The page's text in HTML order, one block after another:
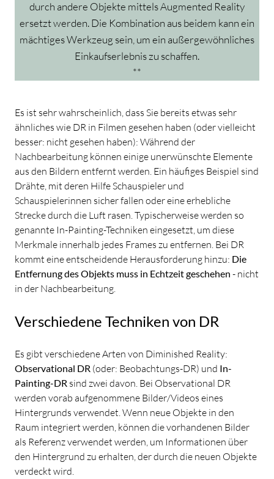
durch andere Objekte mittels Augmented Reality
ersetzt werden. Die Kombination aus beidem kann ein
mächtiges Werkzeug sein, um ein außergewöhnliches
Einkaufserlebnis zu schaffen.
**
Es ist sehr wahrscheinlich, dass Sie bereits etwas sehr
ähnliches wie DR in Filmen gesehen haben (oder vielleicht
besser: nicht gesehen haben): Während der
Nachbearbeitung können einige unerwünschte Elemente
aus den Bildern entfernt werden. Ein häufiges Beispiel sind
Drähte, mit deren Hilfe Schauspieler und
Schauspielerinnen sicher fallen oder eine erhebliche
Strecke durch die Luft rasen. Typischerweise werden so
genannte In-Painting-Techniken eingesetzt, um diese
Merkmale innerhalb jedes Frames zu entfernen. Bei DR
kommt eine entscheidende Herausforderung hinzu: Die
Entfernung des Objekts muss in Echtzeit geschehen - nicht
in der Nachbearbeitung.
Verschiedene Techniken von DR
Es gibt verschiedene Arten von Diminished Reality:
Observational DR (oder: Beobachtungs-DR) und In-
Painting-DR sind zwei davon. Bei Observational DR
werden vorab aufgenommene Bilder/Videos eines
Hintergrunds verwendet. Wenn neue Objekte in den
Raum integriert werden, können die vorhandenen Bilder
als Referenz verwendet werden, um Informationen über
den Hintergrund zu erhalten, der durch die neuen Objekte
verdeckt wird.